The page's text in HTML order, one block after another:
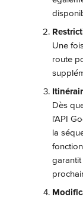
Une
route
Dès
l'API
la